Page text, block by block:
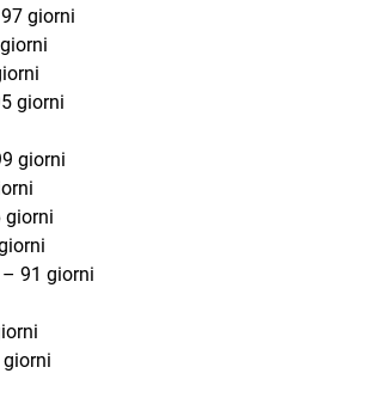
giorni
giorni
giorni
giorni
– 91 giorni